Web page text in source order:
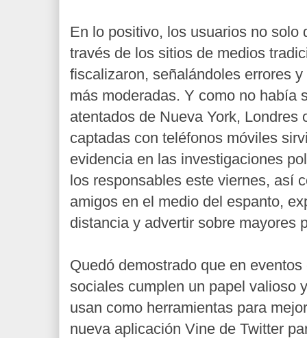
En lo positivo, los usuarios no solo
través de los sitios de medios
fiscalizaron, señalándoles errores
más moderadas. Y como no había
atentados de Nueva York, Londres
captadas con teléfonos móviles
evidencia en las investigaciones
los responsables este viernes, así
amigos en el medio del espanto,
distancia y advertir sobre mayores
Quedó demostrado que en
sociales cumplen un papel valioso
usan como herramientas para
nueva aplicación Vine de Twitter